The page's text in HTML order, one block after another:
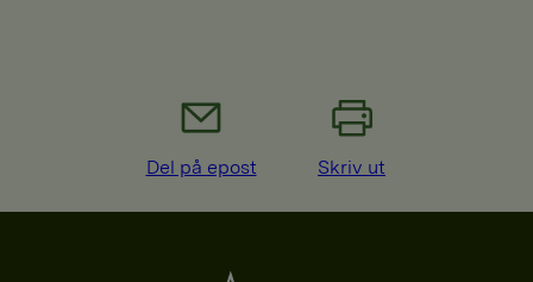
Del på epost Skriv ut